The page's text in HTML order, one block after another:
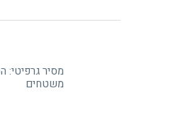
מסיר גרפיטי:
משטחים